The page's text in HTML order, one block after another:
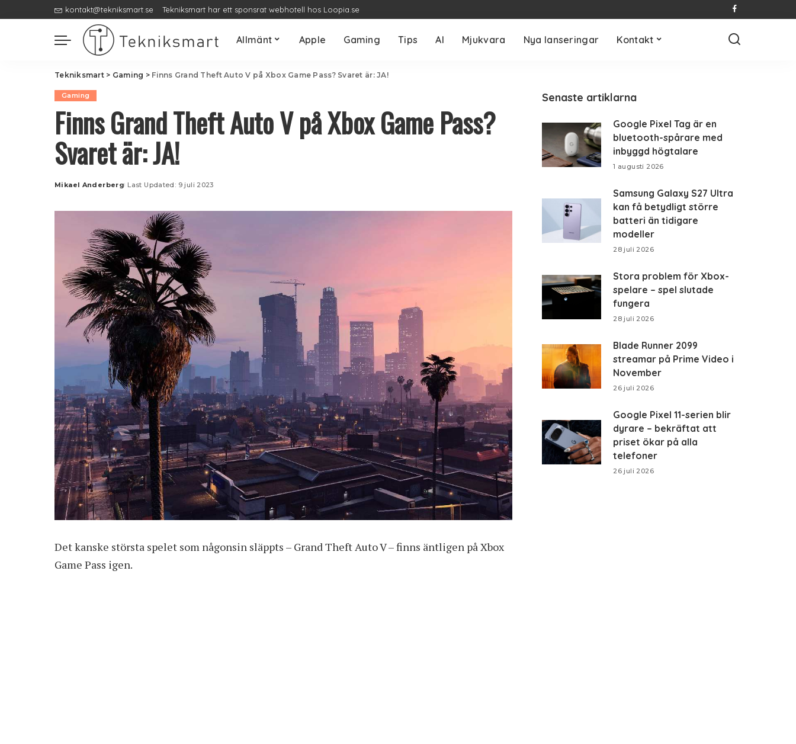
kontakt@tekniksmart.se Tekniksmart har ett sponsrat webhotell hos Loopia.se
Allmänt Apple Gaming Tips AI Mjukvara Nya lanseringar Kontakt
Tekniksmart> Gaming > Finns Grand Theft Auto V på Xbox Game Pass? Svaret är: JA!
Gaming
Finns Grand Theft Auto V på Xbox Game Pass?
Svaret är: JA!
Posted
Mikael Anderberg Last Updated: 9 juli 2023
Det kanske största spelet som någonsin släppts – Grand Theft Auto V – finns äntligen på Xbox
Game Pass igen.
Senaste artiklarna
Google Pixel Tag är en
bluetooth-spårare med
inbyggd högtalare
1 augusti 2026
Samsung Galaxy S27 Ultra
kan få betydligt större
batteri än tidigare
modeller
28 juli 2026
Stora problem för Xbox-
spelare – spel slutade
fungera
28 juli 2026
Blade Runner 2099
streamar på Prime Video i
November
26 juli 2026
Google Pixel 11-serien blir
dyrare – bekräftat att
priset ökar på alla
telefoner
26 juli 2026